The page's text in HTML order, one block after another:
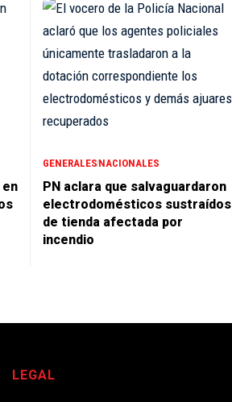
GENERALESNACIONALES
PN aclara que salvaguardaron
electrodomésticos sustraídos
de tienda afectada por
incendio
LEGAL